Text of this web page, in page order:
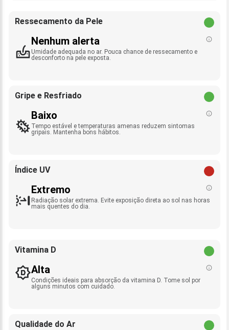
Ressecamento da Pele
Nenhum alerta
Umidade adequada no ar. Pouca chance de ressecamento e
desconforto na pele exposta.
Gripe e Resfriado
Baixo
Tempo estável e temperaturas amenas reduzem sintomas
gripais. Mantenha bons hábitos.
Índice UV
Extremo
Radiação solar extrema. Evite exposição direta ao sol nas horas
mais quentes do dia.
Vitamina D
Alta
Condições ideais para absorção da vitamina D. Tome sol por
alguns minutos com cuidado.
Qualidade do Ar